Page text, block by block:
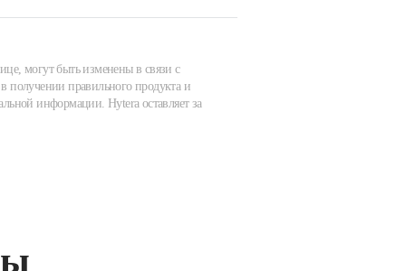
могут быть изменены в связи с
получении правильного продукта и
информации. Hytera оставляет за